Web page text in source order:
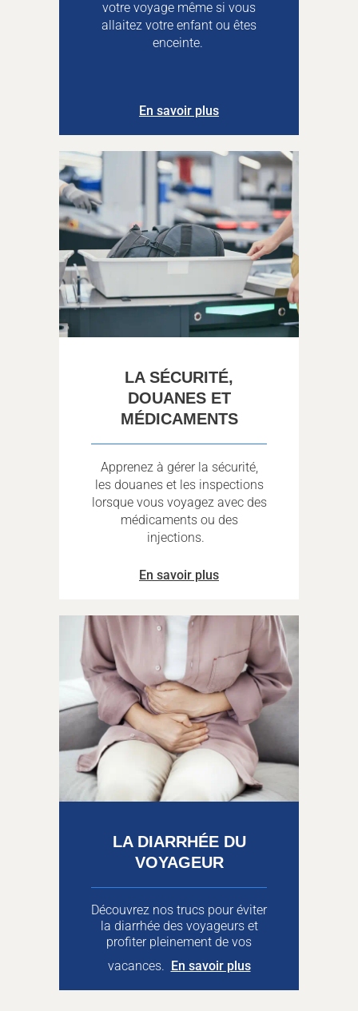
votre voyage même si vous
allaitez votre enfant ou êtes
enceinte.
En savoir plus
LA SÉCURITÉ,
DOUANES ET
MÉDICAMENTS
Apprenez à gérer la sécurité,
les douanes et les inspections
lorsque vous voyagez avec des
médicaments ou des
injections.
En savoir plus
LA DIARRHÉE DU
VOYAGEUR
Découvrez nos trucs pour éviter
la diarrhée des voyageurs et
profiter pleinement de vos
vacances. En savoir plus